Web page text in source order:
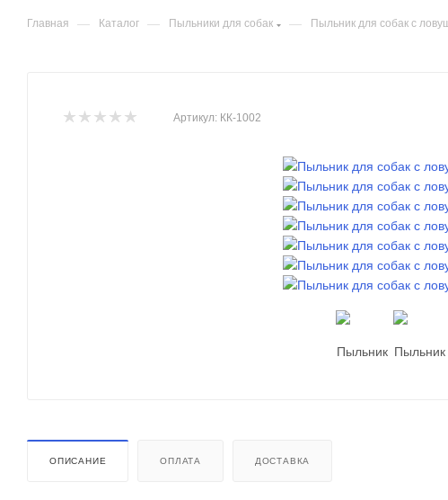
Главная — Каталог — Пыльники для собак — Пыльник для собак с
Артикул: КК-1002
ОПИСАНИЕ ОПЛАТА ДОСТАВКА